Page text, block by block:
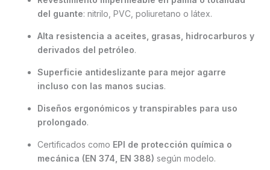
del guante: nitrilo, PVC, poliuretano o látex.
Alta resistencia a aceites, grasas, hidrocarburos y
derivados del petróleo.
Superficie antideslizante para mejor agarre
incluso con las manos sucias.
Diseños ergonómicos y transpirables para uso
prolongado.
Certificados como EPI de protección química o
mecánica (EN 374, EN 388) según modelo.